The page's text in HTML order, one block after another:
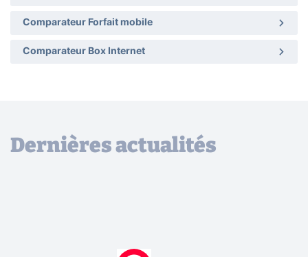
Comparateur Forfait mobile
Comparateur Box Internet
Dernières actualités